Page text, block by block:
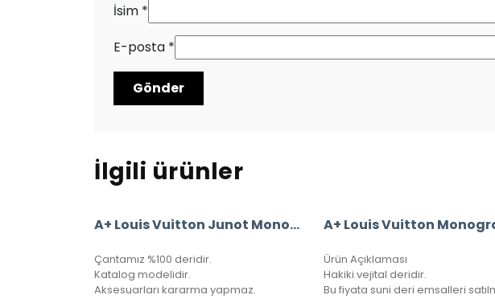
İsim *
E-posta *
İlgili ürünler
A+ Louis Vuitton Junot Monogram Empreinte Leather
Çantamız %100 deridir.
Katalog modelidir.
Aksesuarları kararma yapmaz.
Ürün Açıklaması
Hakiki vejital deridir.